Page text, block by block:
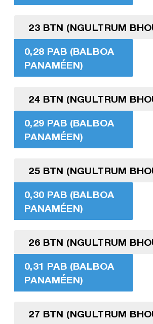
23 BTN (NGULTRUM
0,28 PAB (BALBOA
PANAMÉEN)
24 BTN (NGULTRUM
0,29 PAB (BALBOA
PANAMÉEN)
25 BTN (NGULTRUM
0,30 PAB (BALBOA
PANAMÉEN)
26 BTN (NGULTRUM
0,31 PAB (BALBOA
PANAMÉEN)
27 BTN (NGULTRUM